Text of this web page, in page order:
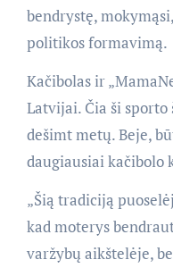
bendrystę,
politikos formavimą.
Kačibolas ir
Latvijai. Čia ši
dešimt metų. Beje,
daugiausiai kačibolo
„Šią tradiciją
kad moterys
varžybų aikštelėje,